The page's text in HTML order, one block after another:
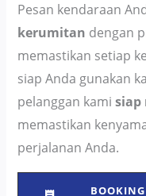
Pesan kendaraan
kerumitan dengan
memastikan setiap
siap Anda gunakan
pelanggan kamisiap
memastikan
perjalanan Anda.